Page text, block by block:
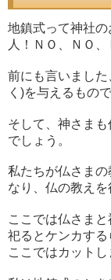
地鎮式って神社
人！ＮＯ、ＮＯ、
前にも言いまし
く)を与えるもので
そして、神さま
でしょう。
私たちが仏さま
なり、仏の教えを
ここでは仏さま
祀るとケンカす
ここではカット